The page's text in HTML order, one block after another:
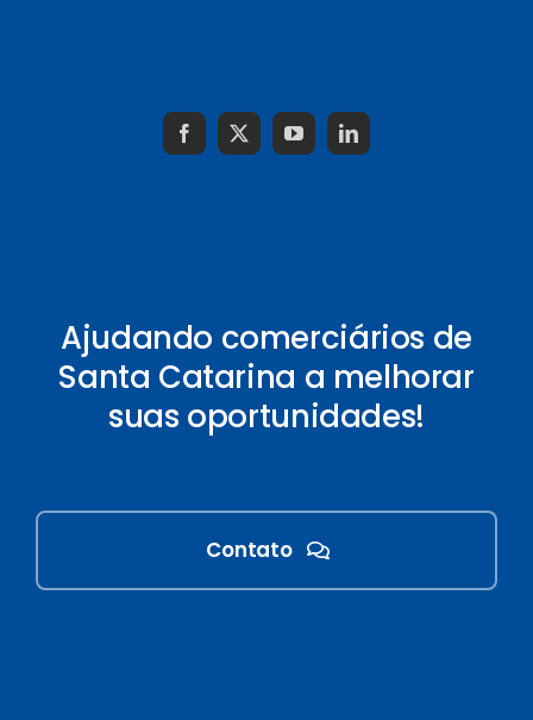
Ajudando comerciários de
Santa Catarina a melhorar
suas oportunidades!
Contato